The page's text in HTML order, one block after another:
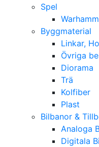
Spel
Byggmaterial
Linkar,
Övriga
Diorama
Trä
Kolfiber
Plast
Bilbanor &
Analoga
Digitala